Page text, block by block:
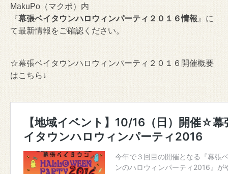
MakuPo（マクポ）内
『幕張ベイタウンハロウィンパーティ２０１６情報 』に
て最新情報をご確認ください。
☆幕張ベイタウンハロウィンパーティ２０１６開催概要
はこちら↓